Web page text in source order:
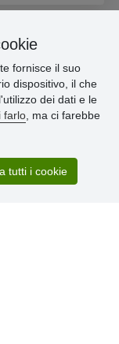
fornisce il suo
dispositivo, il che
dei dati e le
farlo , ma ci farebbe
tutti i cookie